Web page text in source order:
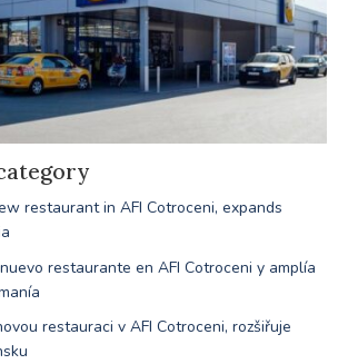
restaurant in AFI Cotroceni, expands
restaurante en AFI Cotroceni y amplía
restauraci v AFI Cotroceni, rozšiřuje